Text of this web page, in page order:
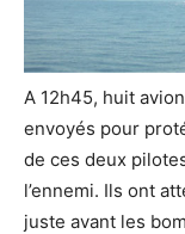
A 12h45, huit
envoyés pour
de ces deux
l’ennemi. Ils ont
juste avant les